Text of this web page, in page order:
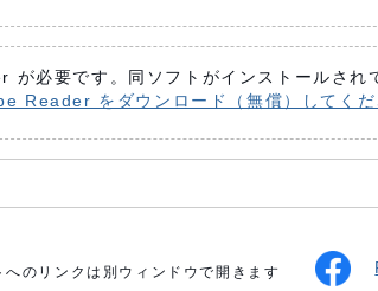
必要です。同ソフトがインストールされ
Reader をダウンロード（無償）してくだ
へのリンクは別ウィンドウで開きます